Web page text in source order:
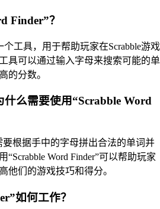
Finder”？
个工具，用于帮助玩家在Scrabble游戏
具可以通过输入字母来搜索可能的单
的分数。
什么需要使用“Scrabble Word
要根据手中的字母拼出合法的单词并
Word Finder”可以帮助玩家
他们的游戏技巧和得分。
如何工作？